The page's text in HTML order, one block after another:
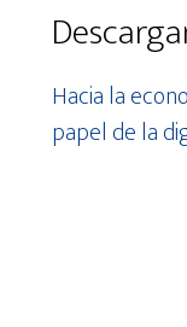
Hacia la
papel de la